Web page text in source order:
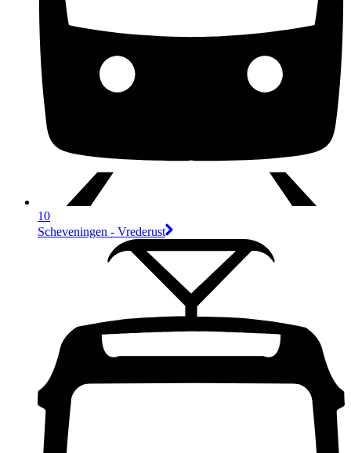
10
Scheveningen - Vrederust